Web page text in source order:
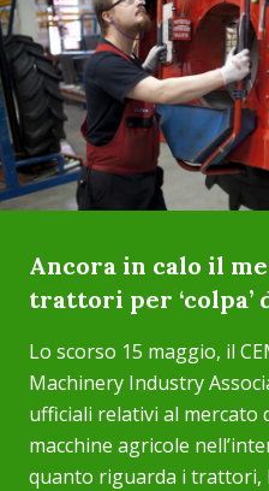
Ancora in calo il
trattori per ‘colpa’
Lo scorso 15 maggio, il
Machinery Industry
ufficiali relativi al mercato
macchine agricole
quanto riguarda i trattori,